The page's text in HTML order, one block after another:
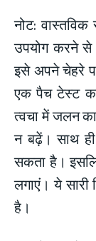
नोट: वास्तविक
उपयोग करने से
इसे अपने चेहरे
एक पैच टेस्ट
त्वचा में जलन
न बढ़ें। साथ
सकता है।
लगाएं। ये
है।